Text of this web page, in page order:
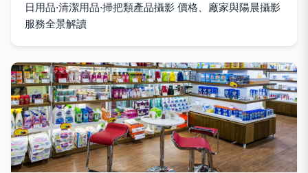
日用品·清潔用品·掃把類產品攝影 價格、廠家與陽晨攝影
服務全景解讀